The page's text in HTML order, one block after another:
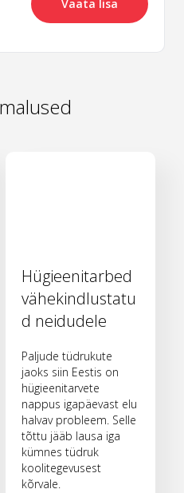
Vaata lisa
Hügieenitarbed
vähekindlustatu
d neidudele
Paljude tüdrukute
jaoks siin Eestis on
hügieenitarvete
nappus igapäevast elu
halvav probleem. Selle
tõttu jääb lausa iga
kümnes tüdruk
koolitegevusest
kõrvale.